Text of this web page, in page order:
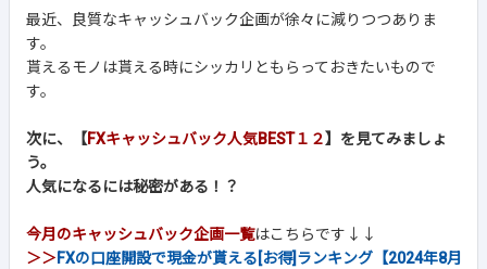
最近、良質なキャッシュバック企画が徐々に減りつつありま
す。
貰えるモノは貰える時にシッカリともらっておきたいもので
す。
次に、【FXキャッシュバック人気BEST１２】を見てみましょ
う。
人気になるには秘密がある！？
今月のキャッシュバック企画一覧はこちらです↓↓
＞＞ FXの口座開設で現金が貰える[お得]ランキング【2024年8月